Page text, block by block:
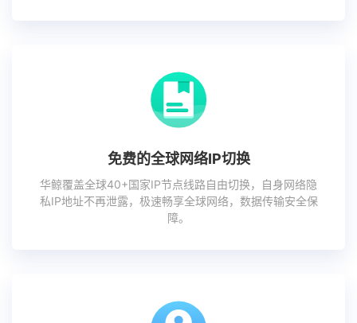
免费的全球网络IP切换
华鲸覆盖全球40+国家IP节点线路自由切换，自身网络隐
私IP地址不再泄露，极速畅享全球网络，数据传输安全保
障。